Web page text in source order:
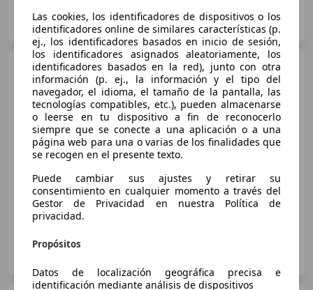
AUTOS MOLIERE
ES-29004 Málaga
Opel Corsa1.2 T XHL GS 74
kW (100 CV)
€ 10.450 1
Buen
03/2024 81.901 km Gasolina 74 kW (101 CV)
AUTOS MOLIERE MADRID
Las cookies, los identificadores de dispositivos o los
identificadores online de similares características (p.
ej., los identificadores basados en inicio de sesión,
los identificadores asignados aleatoriamente, los
identificadores basados en la red), junto con otra
información (p. ej., la información y el tipo del
navegador, el idioma, el tamaño de la pantalla, las
tecnologías compatibles, etc.), pueden almacenarse
o leerse en tu dispositivo a fin de reconocerlo
siempre que se conecte a una aplicación o a una
página web para una o varias de los finalidades que
se recogen en el presente texto.
Puede cambiar sus ajustes y retirar su
consentimiento en cualquier momento a través del
Gestor de Privacidad en nuestra Política de
privacidad.
Propósitos
Datos de localización geográfica precisa e
identificación mediante análisis de dispositivos